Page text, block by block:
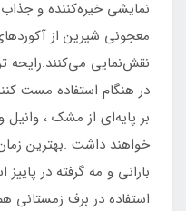
نمایشی خیره‌کننده و
معجونی شیرین از
نقش‌نمایی می‌کنند.رايحه
در هنگام استفاده مست
بر پايه‌ای از مشك ، وانيل
خواهند داشت .بهترین
بارانی و مه گرفته در
استفاده در برف